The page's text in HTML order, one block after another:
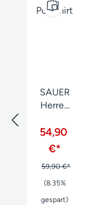
SAUER
Herren
54,90
€*
59,90 €*
(8.35%
gespart)